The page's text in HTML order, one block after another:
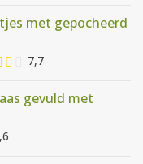
met gepocheerd
7,7
gevuld met